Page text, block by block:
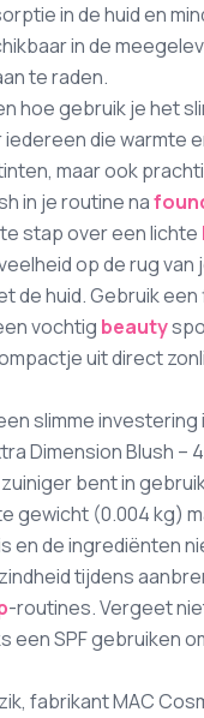
in de huid en
in de
te raden.
hoe gebruik je het
die warmte
maar ook
in je routine na
stap over een lichte
op de rug
de huid. Gebruik
vochtig beauty
uit direct
slimme
Dimension Blush –
bent in
gewicht (0.004 kg)
en de ingrediënten
tijdens
-routines. Vergeet
een SPF gebruiken
fabrikant MAC